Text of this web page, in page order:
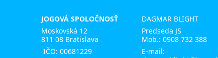
JOGOVÁ SPOLOČNOSŤ
Moskovská 12
811 08 Bratislava
IČO: 00681229
DAGMAR BLIGHT
Predseda JS
Mob.: 0908 732 388
E-mail: